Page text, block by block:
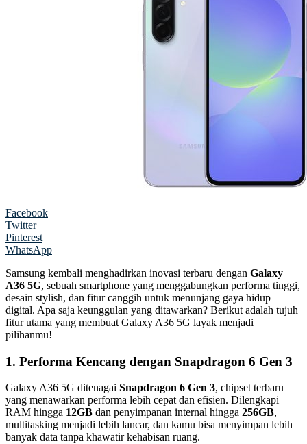
Facebook
Twitter
Pinterest
WhatsApp
Samsung kembali menghadirkan inovasi terbaru dengan Galaxy
A36 5G, sebuah smartphone yang menggabungkan performa tinggi,
desain stylish, dan fitur canggih untuk menunjang gaya hidup
digital. Apa saja keunggulan yang ditawarkan? Berikut adalah tujuh
fitur utama yang membuat Galaxy A36 5G layak menjadi
pilihanmu!
1. Performa Kencang dengan Snapdragon 6 Gen 3
Galaxy A36 5G ditenagai Snapdragon 6 Gen 3, chipset terbaru
yang menawarkan performa lebih cepat dan efisien. Dilengkapi
RAM hingga 12GB dan penyimpanan internal hingga 256GB,
multitasking menjadi lebih lancar, dan kamu bisa menyimpan lebih
banyak data tanpa khawatir kehabisan ruang.